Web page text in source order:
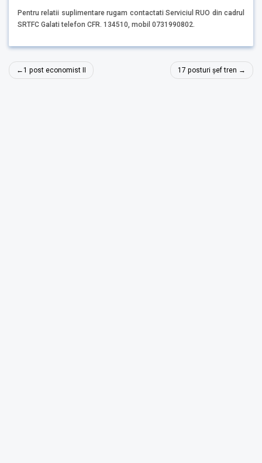
Pentru relatii suplimentare rugam contactati Serviciul RUO din cadrul
SRTFC Galati telefon CFR. 134510, mobil 0731990802.
Navigare
în
1 post economist II 17 posturi șef tren